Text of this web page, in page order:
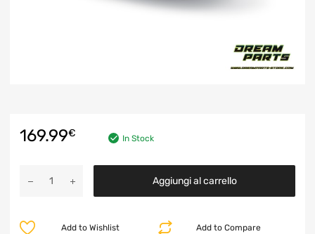
169.99€ In Stock
Aggiungi al carrello
Add to Compare
Add to Wishlist